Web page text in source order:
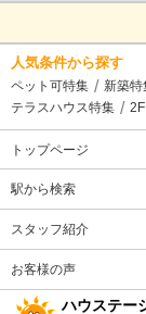
人気条件から探す
ペット可特集 新築特
テラスハウス特集
トップページ
駅から検索
スタッフ紹介
お客様の声
ハウステー